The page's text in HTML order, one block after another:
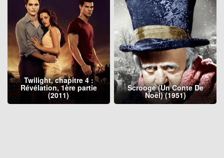
Twilight, chapitre 4 :
Révélation, 1ère partie
(2011)
Scrooge (Un Conte De
Noël) (1951)